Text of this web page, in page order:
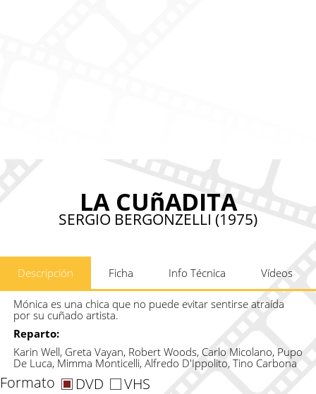
LA CUñADITA
SERGIO BERGONZELLI (1975)
Descripción Ficha Info Técnica Vídeos
Mónica es una chica que no puede evitar sentirse atraída
por su cuñado artista.
Reparto:
Karin Well, Greta Vayan, Robert Woods, Carlo Micolano, Pupo
De Luca, Mimma Monticelli, Alfredo D'Ippolito, Tino Carbona
Formato DVD VHS